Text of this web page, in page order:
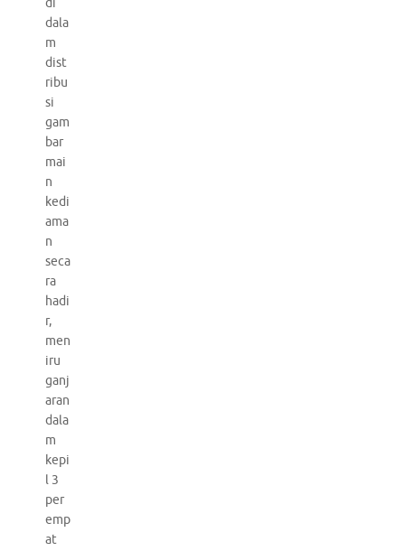
di
dala
m
dist
ribu
si
gam
bar
mai
n
kedi
ama
n
seca
ra
hadi
r,
men
iru
ganj
aran
dala
m
kepi
l 3
per
emp
at